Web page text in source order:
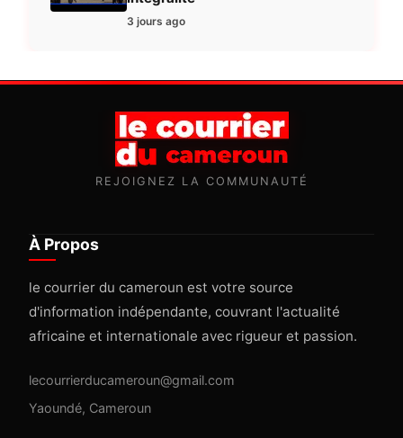
3 jours ago
REJOIGNEZ LA COMMUNAUTÉ
À Propos
le courrier du cameroun est votre source
d'information indépendante, couvrant l'actualité
africaine et internationale avec rigueur et passion.
lecourrierducameroun@gmail.com
Yaoundé, Cameroun